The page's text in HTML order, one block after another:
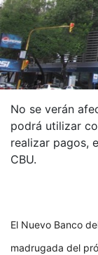
No se verán
podrá utilizar
realizar pagos,
CBU.
El Nuevo Banco
madrugada del